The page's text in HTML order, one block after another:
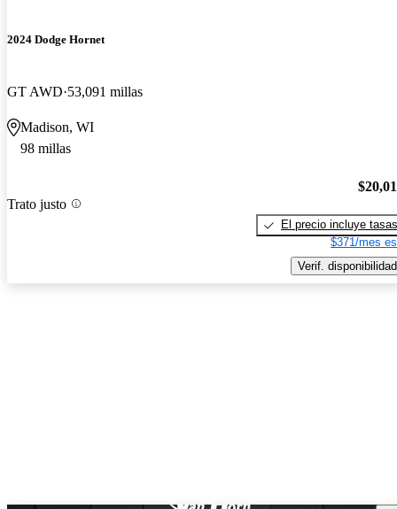
2024 Dodge Hornet
GT AWD 53,091 millas
Madison, WI
98 millas
Trato justo
El precio incluye tasas
$371/mes
Verif. disponibilidad